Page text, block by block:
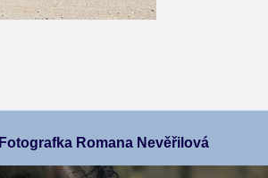
Fotografka Romana Nevěřilová